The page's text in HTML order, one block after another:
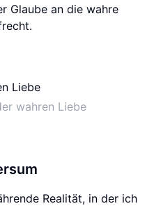
Glaube an die wahre
wahren Liebe
Realität, in der ich